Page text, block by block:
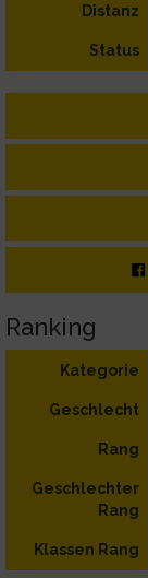
Distanz
Status
Ranking
Kategorie
Geschlecht
Rang
Geschlechter
Rang
Klassen Rang